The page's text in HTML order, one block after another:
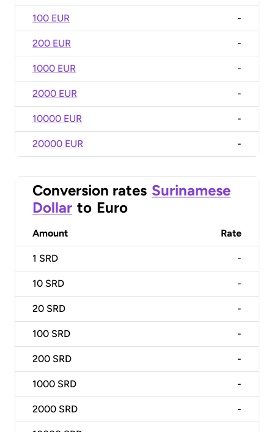
100 EUR -
200 EUR -
1000 EUR -
2000 EUR -
10000 EUR -
20000 EUR -
Conversion rates Surinamese
Dollar to Euro
Amount Rate
1 SRD -
10 SRD -
20 SRD -
100 SRD -
200 SRD -
1000 SRD -
2000 SRD -